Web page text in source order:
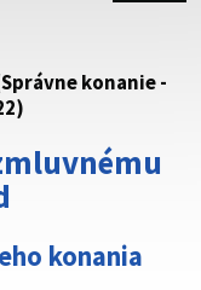
stránka
webového sídla.
konanie -
konania